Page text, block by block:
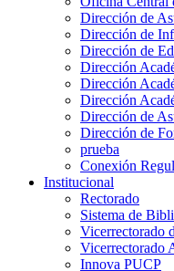
Dirección de
Dirección de
Dirección de
Dirección
Dirección
Dirección
Dirección de
Dirección de
prueba
Conexión
Institucional
Rectorado
Sistema de
Vicerrectorado
Vicerrectorado
Innova PUCP